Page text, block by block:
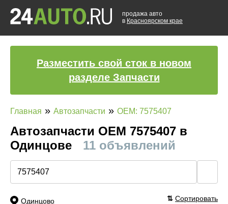
продажа авто
в Красноярском крае
Разместить свой сток в новом
разделе Запчасти
Главная » Автозапчасти » OEM: 7575407
Автозапчасти ОЕМ 7575407 в
Одинцове
11 объявлений
Одинцово ⇅ Сортировать